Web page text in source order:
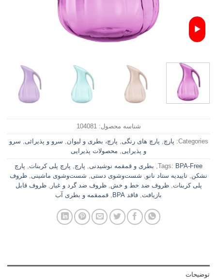
شناسه محصول: 104081
Categories: پارچ پارچ های رنگی پارچ، بطری و لیوان سرو و پذیرائی
سرو
و پذیرایی
محصولات پذیرایی
Tags: BPA-Free بطری و قمقمه نوشیدنی پارچ پارچ پلی کربنات پارچ
نشکن تاییدیه ستاد نانو شست‌وشوی دستی شست‌وشوی ماشینی ظروف
پلی کربنات ,ظروف ضد خط و خش ,ظروف ضد گرد و غبار ,ظروف قابل
بازیافت فاقد BPA قممقمه و بطری آب
توضیحات